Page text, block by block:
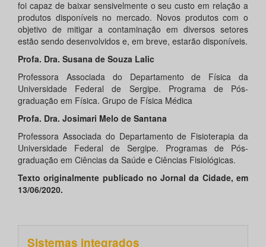
foi capaz de baixar sensivelmente o seu custo em relação a
produtos disponíveis no mercado. Novos produtos com o
objetivo de mitigar a contaminação em diversos setores
estão sendo desenvolvidos e, em breve, estarão disponíveis.
Profa. Dra. Susana de Souza Lalic
Professora Associada do Departamento de Física da
Universidade Federal de Sergipe. Programa de Pós-
graduação em Física. Grupo de Física Médica
Profa. Dra. Josimari Melo de Santana
Professora Associada do Departamento de Fisioterapia da
Universidade Federal de Sergipe. Programas de Pós-
graduação em Ciências da Saúde e Ciências Fisiológicas.
Texto originalmente publicado no Jornal da Cidade, em
13/06/2020.
Sistemas integrados